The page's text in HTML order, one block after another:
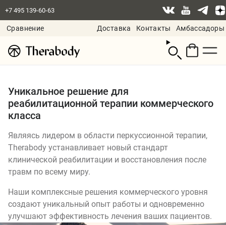
+7 495 139-60-63
Сравнение Доставка Контакты
Амбассадоры
Смотреть
корзину
Уникальное решение для
реабилитационной терапии коммерческого
класса
Являясь лидером в области перкуссионной терапии,
Therabody устанавливает новый стандарт
клинической реабилитации и восстановления после
травм по всему миру.
Наши комплексные решения коммерческого уровня
создают уникальный опыт работы и одновременно
улучшают эффективность лечения ваших пациентов.